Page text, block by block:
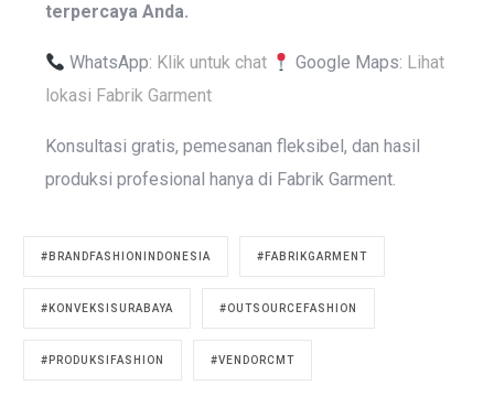
terpercaya Anda.
WhatsApp: Klik untuk chat Google Maps: Lihat
lokasi Fabrik Garment
Konsultasi gratis, pemesanan fleksibel, dan hasil
produksi profesional hanya di Fabrik Garment.
#BRANDFASHIONINDONESIA #FABRIKGARMENT
#KONVEKSISURABAYA #OUTSOURCEFASHION
#PRODUKSIFASHION #VENDORCMT